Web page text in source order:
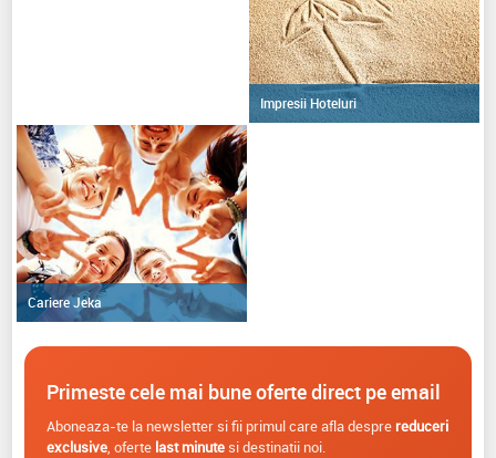
Impresii Hoteluri
Cariere Jeka
Primeste cele mai bune oferte direct pe email
Aboneaza-te la newsletter si fii primul care afla despre reduceri
exclusive, oferte last minutesi destinatii noi.